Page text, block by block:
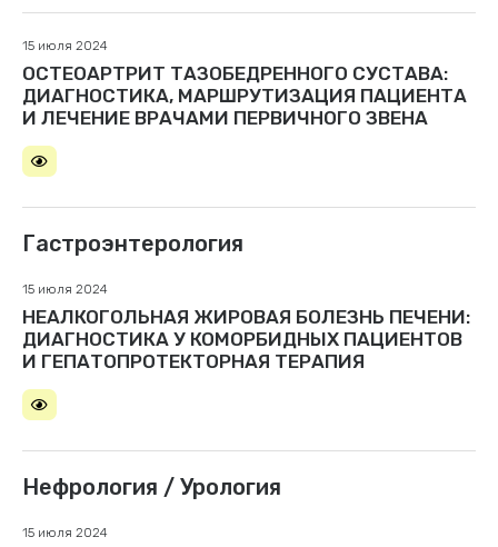
15 июля 2024
ОСТЕОАРТРИТ ТАЗОБЕДРЕННОГО СУСТАВА:
ДИАГНОСТИКА, МАРШРУТИЗАЦИЯ ПАЦИЕНТА
И ЛЕЧЕНИЕ ВРАЧАМИ ПЕРВИЧНОГО ЗВЕНА
Гастроэнтерология
15 июля 2024
НЕАЛКОГОЛЬНАЯ ЖИРОВАЯ БОЛЕЗНЬ ПЕЧЕНИ:
ДИАГНОСТИКА У КОМОРБИДНЫХ ПАЦИЕНТОВ
И ГЕПАТОПРОТЕКТОРНАЯ ТЕРАПИЯ
Нефрология / Урология
15 июля 2024